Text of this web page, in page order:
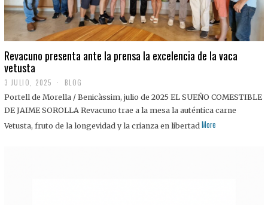
Revacuno presenta ante la prensa la excelencia de la vaca
vetusta
3 JULIO, 2025
J
U
I
BLOG
Portell de Morella / Benicàssim, julio de 2025 EL SUEÑO COMESTIBLE
DE JAIME SOROLLA Revacuno trae a la mesa la auténtica carne
Vetusta, fruto de la longevidad y la crianza en libertad More